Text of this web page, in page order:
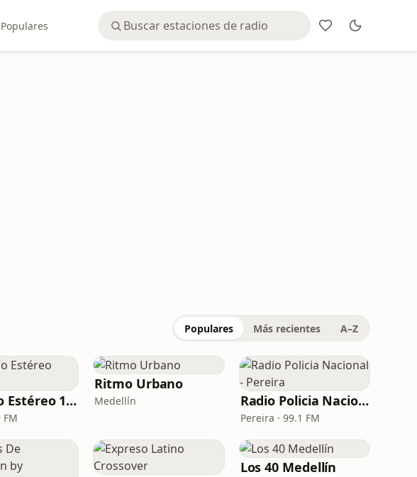
Populares Más recientes A–Z
Pingüino Estéreo 106.9 FM
FM
Ritmo Urbano
Medellín Radio Policia Nacional - Pereira
Pereira · 99.1 FM
Los 40 Medellín